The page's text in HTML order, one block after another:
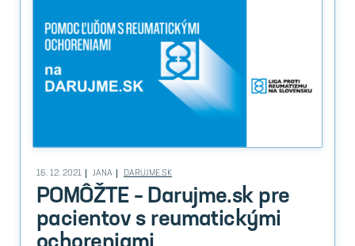
16. 12. 2021 JANA DARUJME.SK
POMÔŽTE – Darujme.sk pre
pacientov s reumatickými